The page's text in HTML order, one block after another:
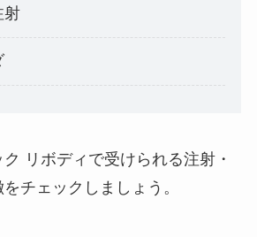
射
リボディで受けられる注射・
チェックしましょう。